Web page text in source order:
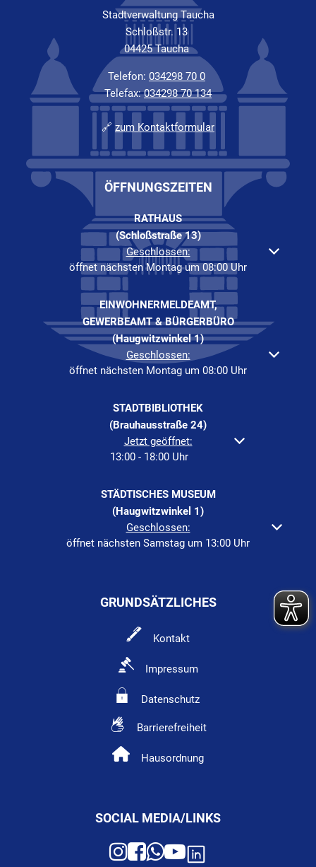
Stadtverwaltung Taucha
Schloßstr. 13
04425 Taucha
Telefon: 034298 70 0
Telefax:034298 70 134
🔗 zum Kontaktformular
ÖFFNUNGSZEITEN
RATHAUS
(Schloßstraße 13)
Klicken, um weitere Öffnungs- oder Schließzeiten
Geschlossen:
öffnet nächsten Montag um 08:00 Uhr
EINWOHNERMELDEAMT,
GEWERBEAMT & BÜRGERBÜRO
(Haugwitzwinkel 1)
Klicken, um weitere Öffnungs- oder Schließzeiten
Geschlossen:
öffnet nächsten Montag um 08:00 Uhr
STADTBIBLIOTHEK
(Brauhausstraße 24)
Klicken, um weitere Öffnungs- oder Schließzeiten
Jetzt geöffnet:
13:00 - 18:00 Uhr
STÄDTISCHES MUSEUM
(Haugwitzwinkel 1)
Klicken, um weitere Öffnungs- oder Schließzeiten
Geschlossen:
öffnet nächsten Samstag um 13:00 Uhr
GRUNDSÄTZLICHES
Kontakt
Impressum
Datenschutz
Barrierefreiheit
Hausordnung
SOCIAL MEDIA/LINKS